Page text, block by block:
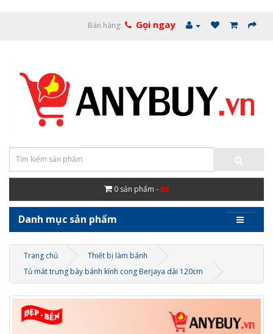
Bán hàng: Gọi ngay
0 sản phẩm - 0đ
Danh mục sản phẩm
Trang chủ
Thiết bị làm bánh
Tủ mát trưng bày bánh kính cong Berjaya dài 120cm